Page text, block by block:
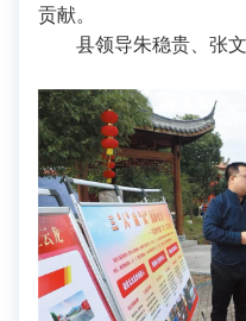
贡献。
县领导朱稳贵、张文